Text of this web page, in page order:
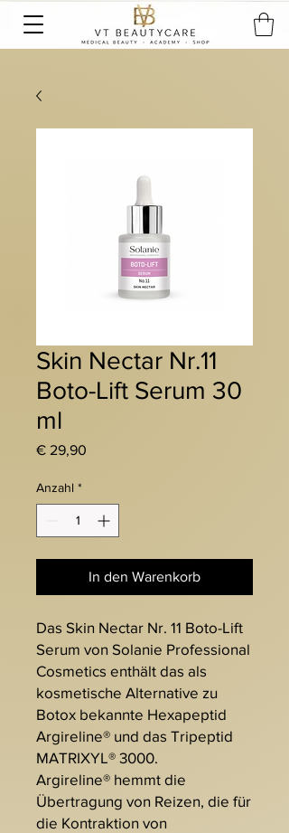
Skin Nectar Nr.11
Boto-Lift Serum 30
ml
€ 29,90
Anzahl *
In den Warenkorb
Das Skin Nectar Nr. 11 Boto-Lift
Serum von Solanie Professional
Cosmetics enthält das als
kosmetische Alternative zu
Botox bekannte Hexapeptid
Argireline® und das Tripeptid
MATRIXYL® 3000.
Argireline® hemmt die
Übertragung von Reizen, die für
die Kontraktion von